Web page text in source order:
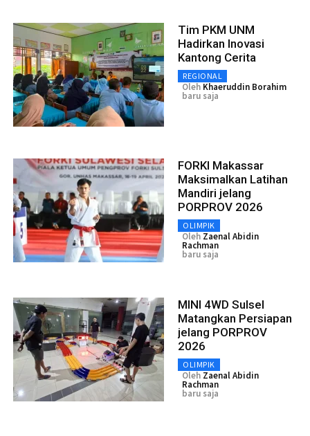
Tim PKM UNM
Hadirkan Inovasi
Kantong Cerita
REGIONAL
Oleh Khaeruddin Borahim
baru saja
FORKI Makassar
Maksimalkan Latihan
Mandiri jelang
PORPROV 2026
OLIMPIK
Oleh Zaenal Abidin
Rachman
baru saja
MINI 4WD Sulsel
Matangkan Persiapan
jelang PORPROV
2026
OLIMPIK
Oleh Zaenal Abidin
Rachman
baru saja